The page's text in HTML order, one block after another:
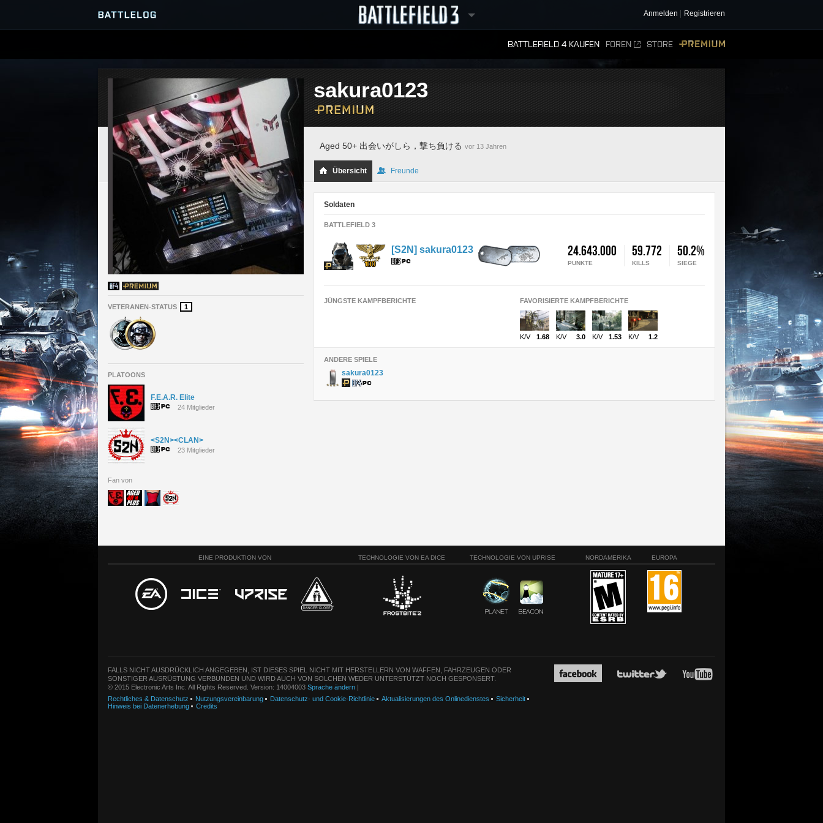
Anmelden Registrieren
BATTLEFIELD 4 KAUFEN FOREN STORE
SERVER-BROWSER
MATCHES
RANGLISTEN
VETERANEN-STATUS 1
PLATOONS
F.E.A.R. Elite
24 Mitglieder
<S2N><CLAN>
23 Mitglieder
Fan von
sakura0123
Aged 50+ 出会いがしら，撃ち負ける vor 13 Jahren
Übersicht Freunde
Soldaten
BATTLEFIELD 3
24.643.000 59.772 50.2%
PUNKTE KILLS SIEGE
[S2N] sakura0123
JÜNGSTE KAMPFBERICHTE FAVORISIERTE KAMPFBERICHTE
K/V 1.68 K/V 3.0 K/V 1.53 K/V 1.2
ANDERE SPIELE
sakura0123
EINE PRODUKTION VON TECHNOLOGIE VON EA DICE TECHNOLOGIE VON UPRISE NORDAMERIKA EUROPA
FALLS NICHT AUSDRÜCKLICH ANGEGEBEN, IST DIESES SPIEL NICHT MIT HERSTELLERN VON WAFFEN, FAHRZEUGEN ODER
SONSTIGER AUSRÜSTUNG VERBUNDEN UND WIRD AUCH VON SOLCHEN WEDER UNTERSTÜTZT NOCH GESPONSERT.
© 2015 Electronic Arts Inc. All Rights Reserved. Version: 14004003 Sprache ändern |
Rechtliches & Datenschutz
Nutzungsvereinbarung Datenschutz- und Cookie-Richtlinie Aktualisierungen des Onlinedienstes
Sicherheit
Hinweis bei Datenerhebung
Credits